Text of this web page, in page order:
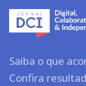
Saiba o que
Confira